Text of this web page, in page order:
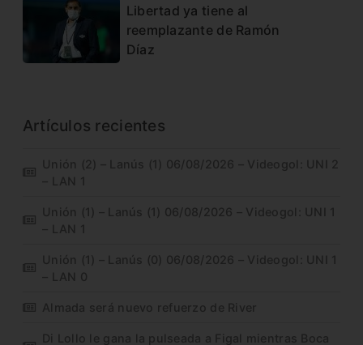
Libertad ya tiene al
reemplazante de Ramón
Díaz
Artículos recientes
Unión (2) – Lanús (1) 06/08/2026 – Videogol: UNI 2
– LAN 1
Unión (1) – Lanús (1) 06/08/2026 – Videogol: UNI 1
– LAN 1
Unión (1) – Lanús (0) 06/08/2026 – Videogol: UNI 1
– LAN 0
Almada será nuevo refuerzo de River
Di Lollo le gana la pulseada a Figal mientras Boca